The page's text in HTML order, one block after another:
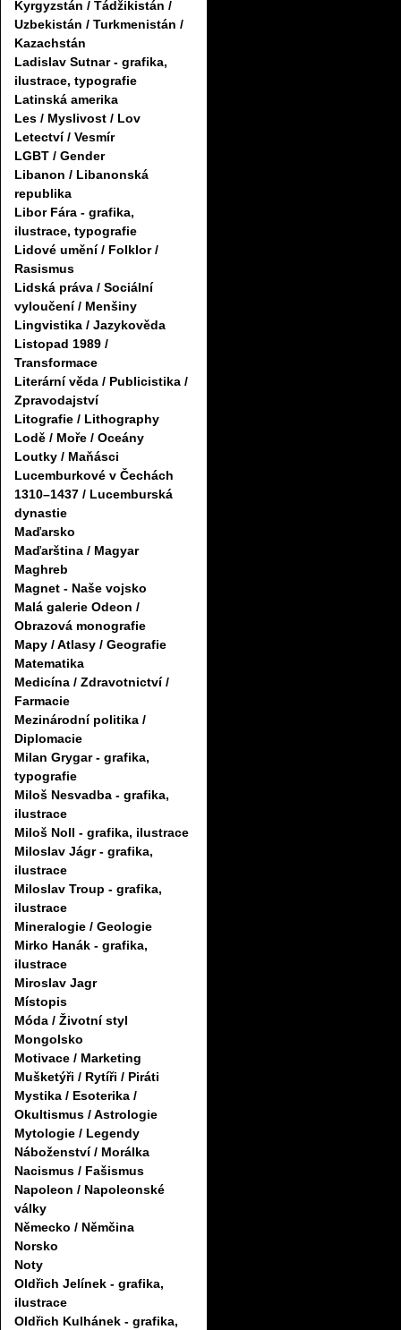
Kyrgyzstán / Tádžikistán /
Uzbekistán / Turkmenistán /
Kazachstán
Ladislav Sutnar - grafika,
ilustrace, typografie
Latinská amerika
Les / Myslivost / Lov
Letectví / Vesmír
LGBT / Gender
Libanon / Libanonská
republika
Libor Fára - grafika,
ilustrace, typografie
Lidové umění / Folklor /
Rasismus
Lidská práva / Sociální
vyloučení / Menšiny
Lingvistika / Jazykověda
Listopad 1989 /
Transformace
Literární věda / Publicistika /
Zpravodajství
Litografie / Lithography
Lodě / Moře / Oceány
Loutky / Maňásci
Lucemburkové v Čechách
1310–1437 / Lucemburská
dynastie
Maďarsko
Maďarština / Magyar
Maghreb
Magnet - Naše vojsko
Malá galerie Odeon /
Obrazová monografie
Mapy / Atlasy / Geografie
Matematika
Medicína / Zdravotnictví /
Farmacie
Mezinárodní politika /
Diplomacie
Milan Grygar - grafika,
typografie
Miloš Nesvadba - grafika,
ilustrace
Miloš Noll - grafika, ilustrace
Miloslav Jágr - grafika,
ilustrace
Miloslav Troup - grafika,
ilustrace
Mineralogie / Geologie
Mirko Hanák - grafika,
ilustrace
Miroslav Jagr
Místopis
Móda / Životní styl
Mongolsko
Motivace / Marketing
Mušketýři / Rytíři / Piráti
Mystika / Esoterika /
Okultismus / Astrologie
Mytologie / Legendy
Náboženství / Morálka
Nacismus / Fašismus
Napoleon / Napoleonské
války
Německo / Němčina
Norsko
Noty
Oldřich Jelínek - grafika,
ilustrace
Oldřich Kulhánek - grafika,